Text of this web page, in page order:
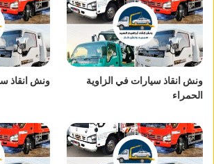
ونش انقاذ سيارات في الزاوية
الحمراء
ونش انقاذ